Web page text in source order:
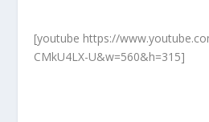
[youtube https://
CMkU4LX-U&w=560&h=315]